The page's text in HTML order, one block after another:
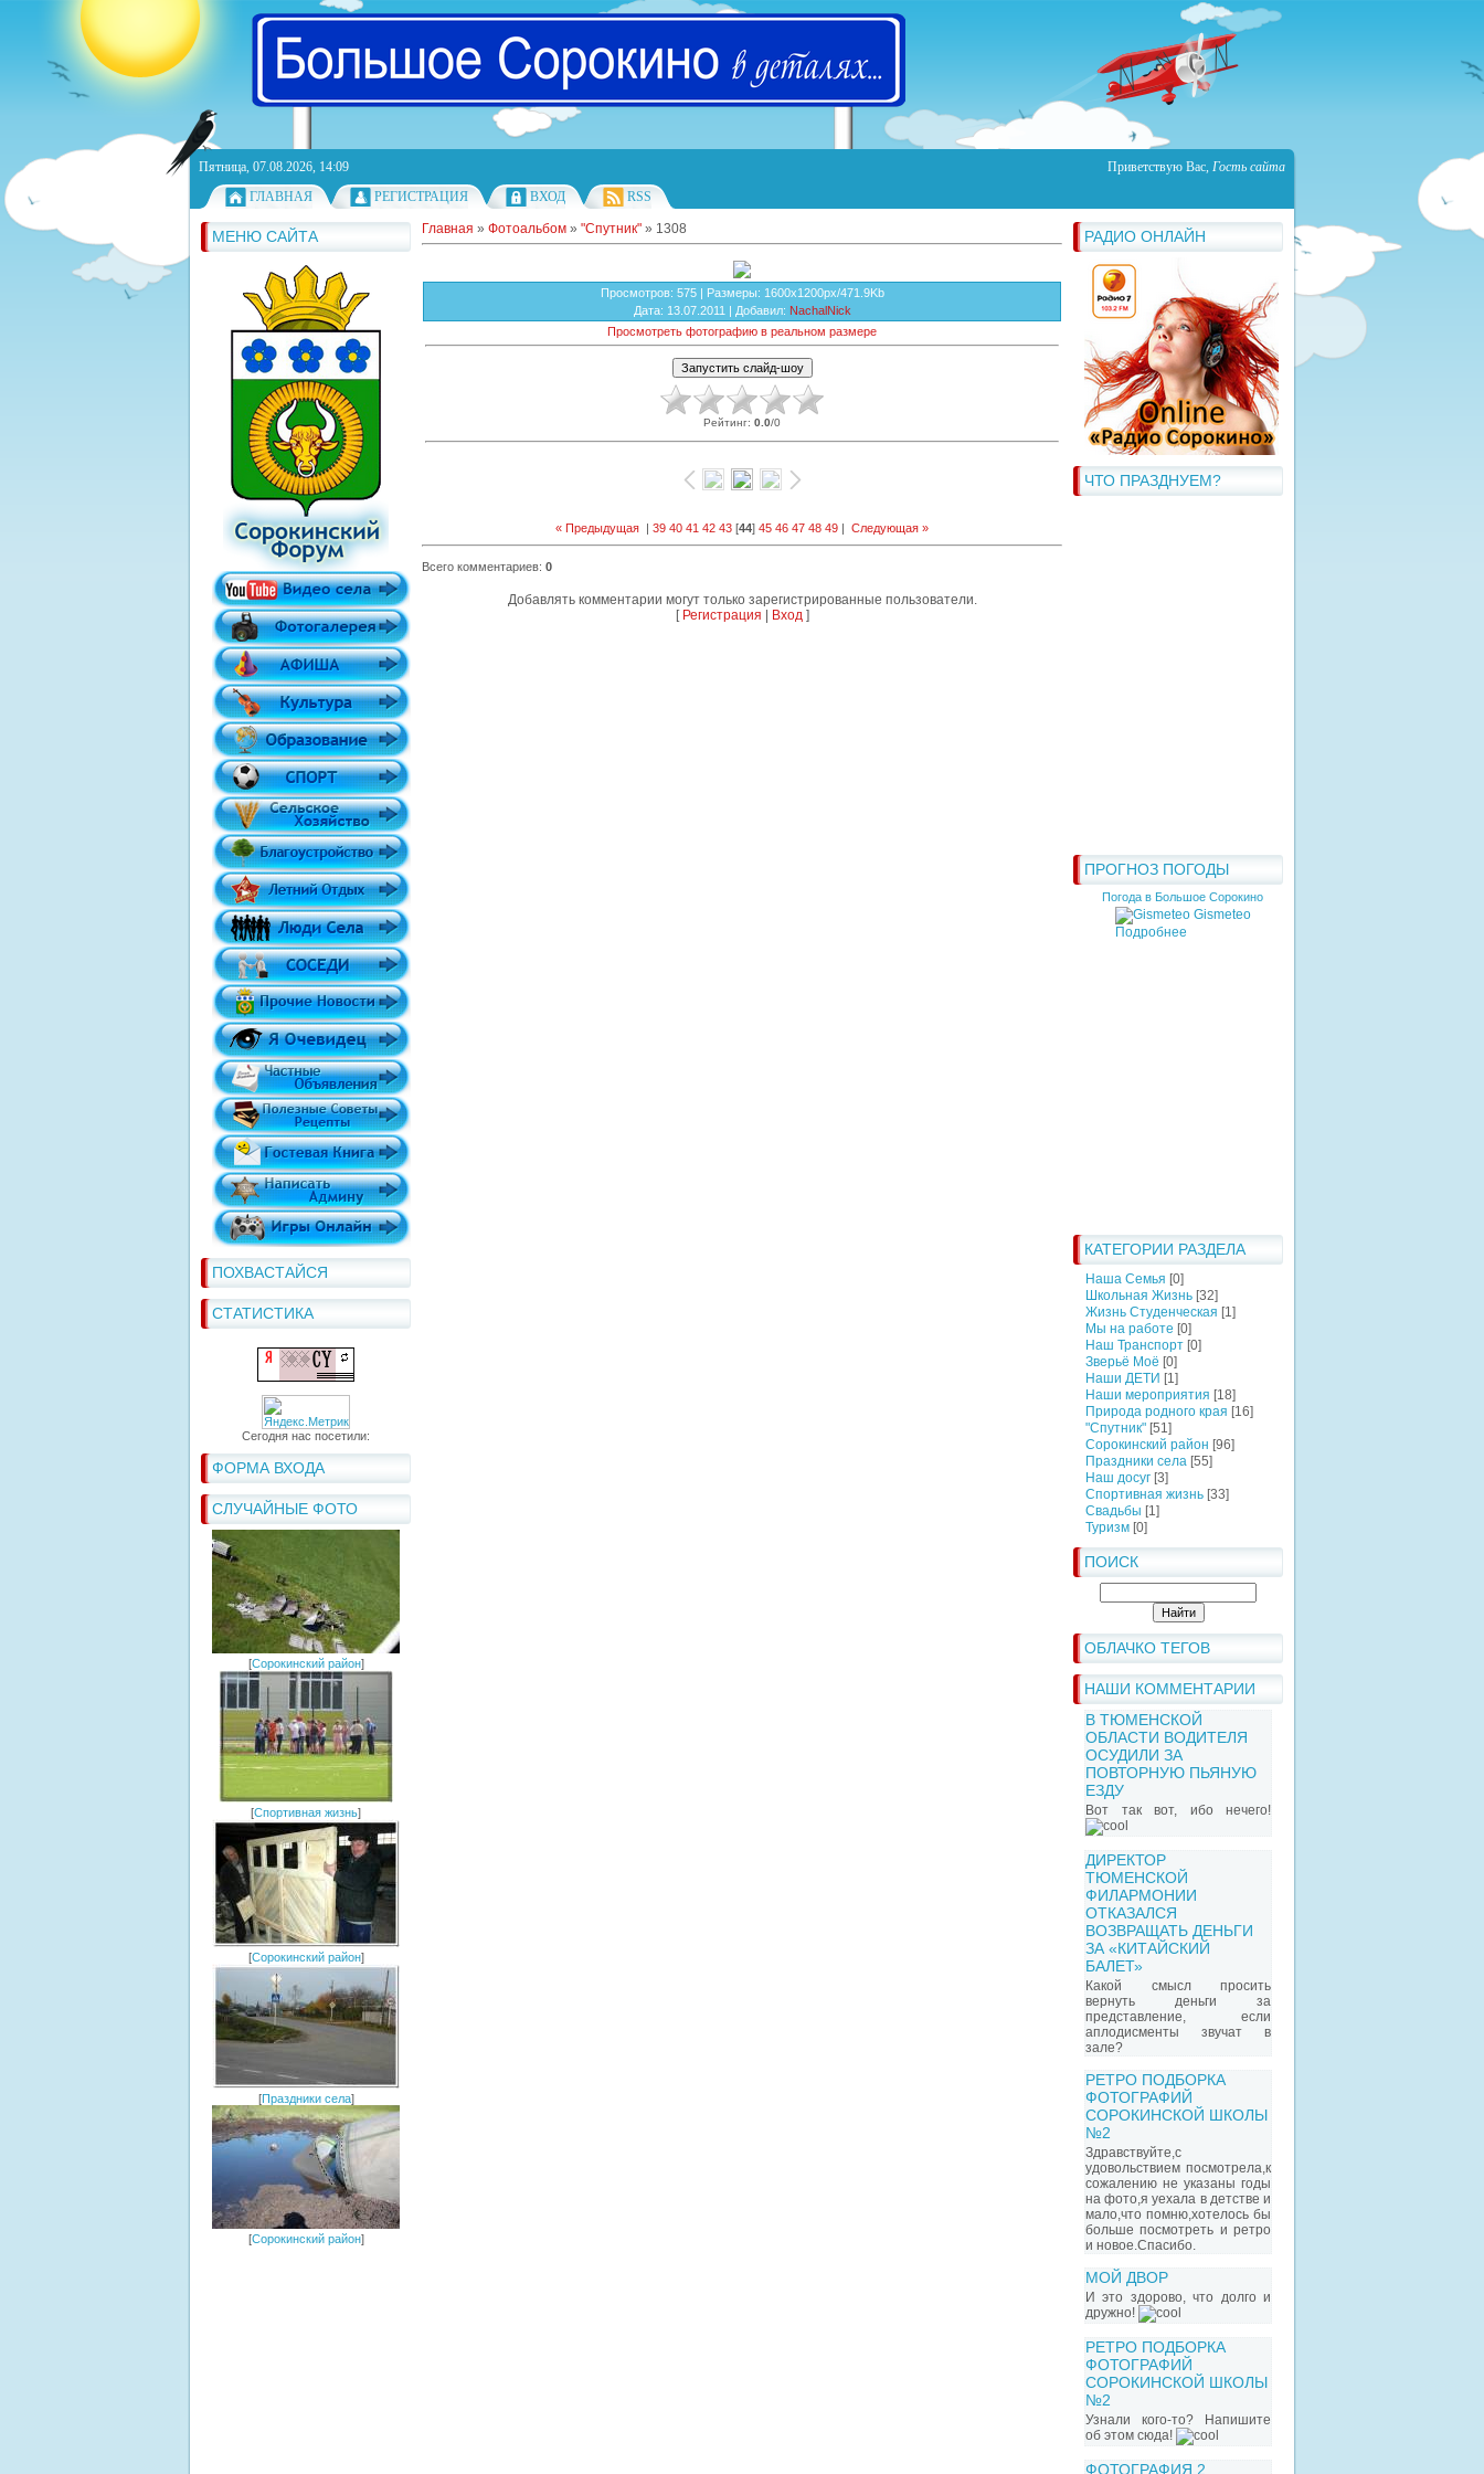
Пятница, 07.08.2026, 14:09 Приветствую Вас, Гость сайта
ГЛАВНАЯ
РЕГИСТРАЦИЯ ВХОД RSS
МЕНЮ САЙТА
ПОХВАСТАЙСЯ
СТАТИСТИКА
Сегодня нас посетили:
ФОРМА ВХОДА
СЛУЧАЙНЫЕ ФОТО
[Сорокинский район]
[Спортивная жизнь]
[Сорокинский район]
[Праздники села]
[Сорокинский район]
РАДИО ОНЛАЙН
ЧТО ПРАЗДНУЕМ?
ПРОГНОЗ ПОГОДЫ
Погода в Большое Сорокино
Gismeteo
Подробнее
КАТЕГОРИИ РАЗДЕЛА
Наша Семья [0]
Школьная Жизнь [32]
Жизнь Студенческая [1]
Мы на работе [0]
Наш Транспорт [0]
Зверьё Моё [0]
Наши ДЕТИ [1]
Наши мероприятия [18]
Природа родного края [16]
"Спутник" [51]
Сорокинский район [96]
Праздники села [55]
Наш досуг [3]
Спортивная жизнь [33]
Свадьбы [1]
Туризм [0]
ПОИСК
ОБЛАЧКО ТЕГОВ
НАШИ КОММЕНТАРИИ
В ТЮМЕНСКОЙ
ОБЛАСТИ ВОДИТЕЛЯ
ОСУДИЛИ ЗА
ПОВТОРНУЮ ПЬЯНУЮ
ЕЗДУ
Вот так вот, ибо нечего!
ДИРЕКТОР
ТЮМЕНСКОЙ
ФИЛАРМОНИИ
ОТКАЗАЛСЯ
ВОЗВРАЩАТЬ ДЕНЬГИ
ЗА «КИТАЙСКИЙ
БАЛЕТ»
Какой смысл просить
вернуть деньги за
представление, если
аплодисменты звучат в
зале?
РЕТРО ПОДБОРКА
ФОТОГРАФИЙ
СОРОКИНСКОЙ ШКОЛЫ
№2
Здравствуйте,с
удовольствием посмотрела,к
сожалению не указаны годы
на фото,я уехала в детстве и
мало,что помню,хотелось бы
больше посмотреть и ретро
и новое.Спасибо.
МОЙ ДВОР
И это здорово, что долго и
дружно!
РЕТРО ПОДБОРКА
ФОТОГРАФИЙ
СОРОКИНСКОЙ ШКОЛЫ
№2
Узнали кого-то? Напишите
об этом сюда!
ФОТОГРАФИЯ 2
Главная » Фотоальбом » "Спутник" » 1308
Просмотров: 575 | Размеры: 1600x1200px/471.9Kb
Дата: 13.07.2011 | Добавил: NachalNick
Просмотреть фотографию в реальном размере
Рейтинг: 0.0/0
« Предыдущая | 39 40 41 42 43 [44] 45 46 47 48 49 | Следующая »
Всего комментариев: 0
Добавлять комментарии могут только зарегистрированные пользователи.
[ Регистрация Вход]